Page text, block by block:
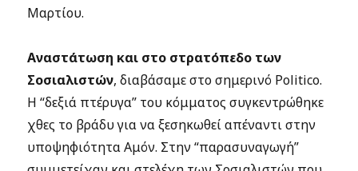
Μαρτίου.
Αναστάτωση και στο στρατόπεδο των
Σοσιαλιστών, διαβάσαμε στο σημερινό Politico.
Η “δεξιά πτέρυγα” του κόμματος συγκεντρώθηκε
χθες το βράδυ για να ξεσηκωθεί απέναντι στην
υποψηφιότητα Αμόν. Στην “παρασυναγωγή”